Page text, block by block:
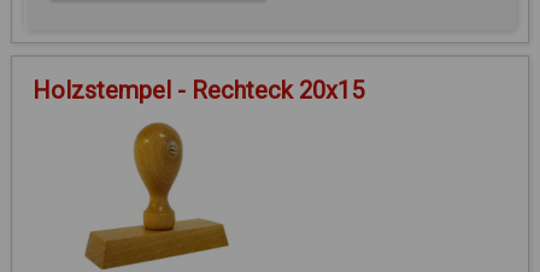
Holzstempel - Rechteck 20x15